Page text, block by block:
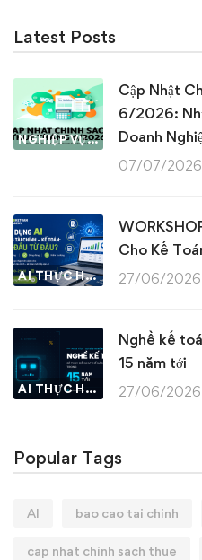
Latest Posts
NGHIỆP VỤ KẾ TOÁN & THUẾ
Cập Nhật
6/2026:
Doanh
07/07/2026
AI THỰC HÀNH
Cho Kế
27/06/2026
AI THỰC HÀNH
Nghề kế
15 năm tới
27/06/2026
Popular Tags
AI bao cao tai chinh
cap nhat chinh sach thue